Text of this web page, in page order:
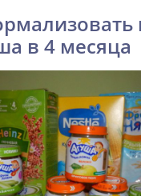
в 4 месяца